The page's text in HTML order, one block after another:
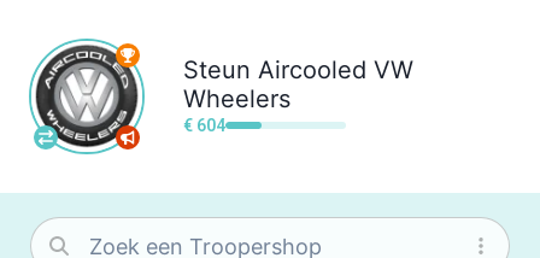
Steun Aircooled VW
Wheelers
€ 604